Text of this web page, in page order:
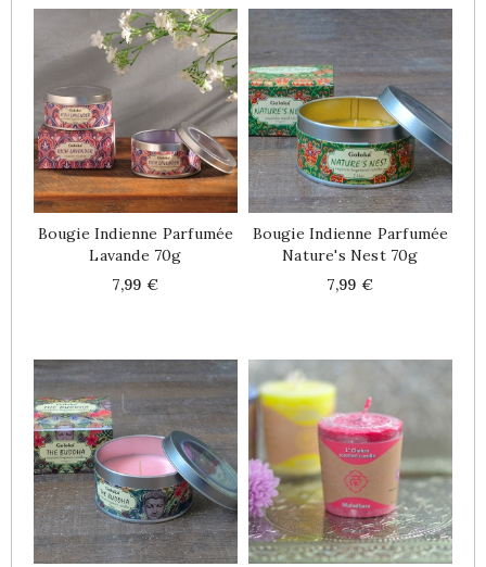
Bougie Indienne Parfumée
Lavande 70g
Price
7,99 €
Bougie Indienne Parfumée
Nature's Nest 70g
Price
7,99 €